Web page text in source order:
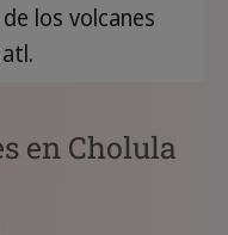
los volcanes
en Cholula